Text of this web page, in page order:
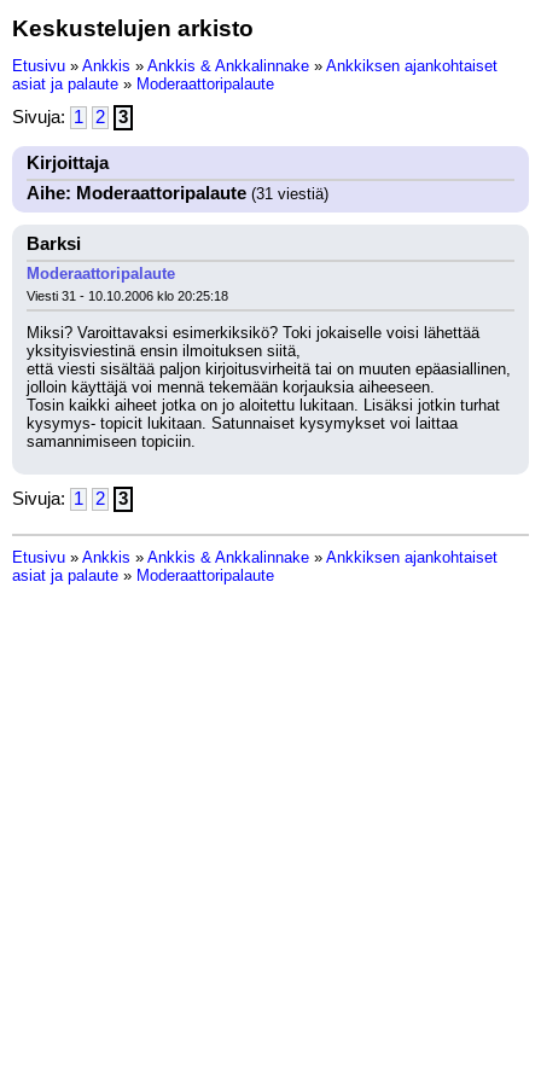
Keskustelujen arkisto
Etusivu » Ankkis » Ankkis & Ankkalinnake » Ankkiksen ajankohtaiset
asiat ja palaute » Moderaattoripalaute
Sivuja: 1 2 3
Kirjoittaja
Aihe: Moderaattoripalaute (31 viestiä)
Barksi
Moderaattoripalaute
Viesti 31 - 10.10.2006 klo 20:25:18
Miksi? Varoittavaksi esimerkiksikö? Toki jokaiselle voisi lähettää
yksityisviestinä ensin ilmoituksen siitä,
että viesti sisältää paljon kirjoitusvirheitä tai on muuten epäasiallinen,
jolloin käyttäjä voi mennä tekemään korjauksia aiheeseen.
Tosin kaikki aiheet jotka on jo aloitettu lukitaan. Lisäksi jotkin turhat
kysymys- topicit lukitaan. Satunnaiset kysymykset voi laittaa
samannimiseen topiciin.
Sivuja: 1 2 3
Etusivu » Ankkis » Ankkis & Ankkalinnake » Ankkiksen ajankohtaiset
asiat ja palaute » Moderaattoripalaute